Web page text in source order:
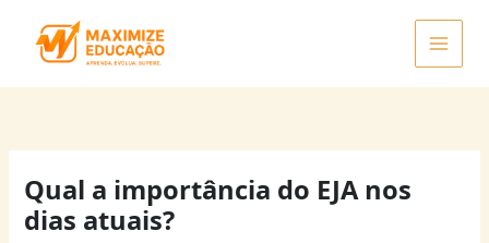
Qual a importância do EJA nos
dias atuais?